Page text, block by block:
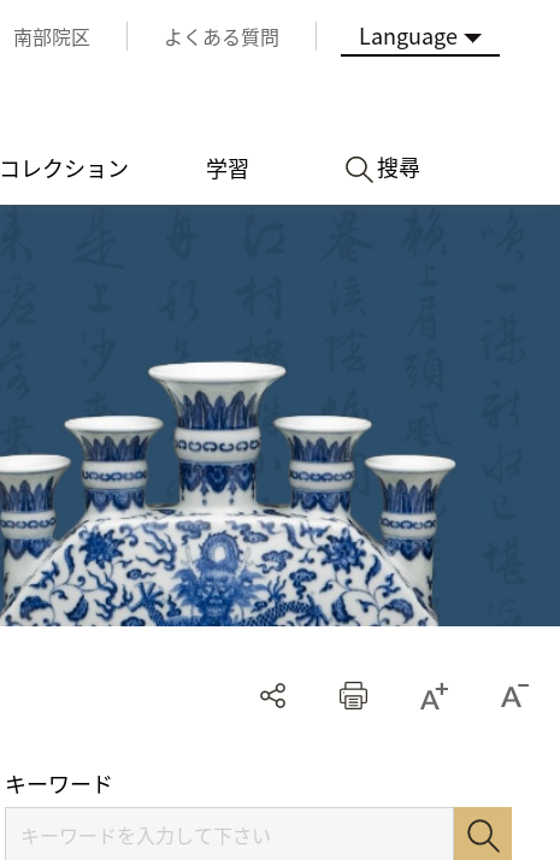
南部院区 よくある質問 Language
コレクション 学習 搜尋
キーワード